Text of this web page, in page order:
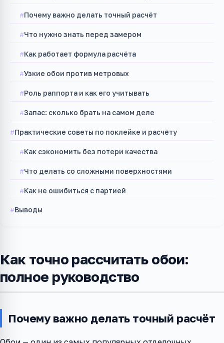
Почему важно делать точный расчёт
Что нужно знать перед замером
Как работает формула расчёта
Узкие обои против метровых
Роль раппорта и как его учитывать
Запас: сколько брать на самом деле
Практические советы по поклейке и расчёту
Как сэкономить без потери качества
Что делать со сложными поверхностями
Как не ошибиться с партией
Выводы
Как точно рассчитать обои:
полное руководство
Почему важно делать точный расчёт